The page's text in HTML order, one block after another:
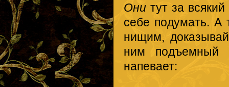
Они тут за
себе подумать. А
нищим,
ним подъемный
напевает: